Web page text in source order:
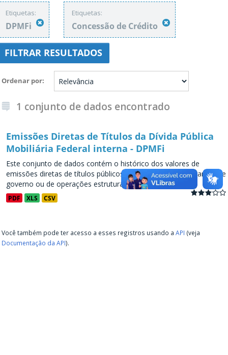
Etiquetas:
DPMFi
Etiquetas:
Concessão de Crédito
FILTRAR RESULTADOS
Ordenar por
1 conjunto de dados encontrado
Emissões Diretas de Títulos da Dívida Pública
Mobiliária Federal interna - DPMFi
Este conjunto de dados contém o histórico dos valores de
emissões diretas de títulos públicos, decorrentes de programas de
governo ou de operações estruturadas, a partir de...
PDF XLS CSV
Você também pode ter acesso a esses registros usando a API (veja
Documentação da API).